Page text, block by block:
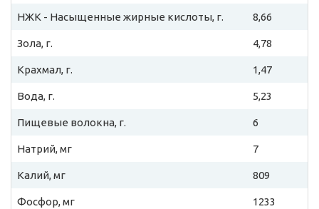
НЖК - Насыщенные жирные кислоты, г. 8,66
Зола, г. 4,78
Крахмал, г. 1,47
Вода, г. 5,23
Пищевые волокна, г. 6
Натрий, мг 7
Калий, мг 809
Фосфор, мг 1233